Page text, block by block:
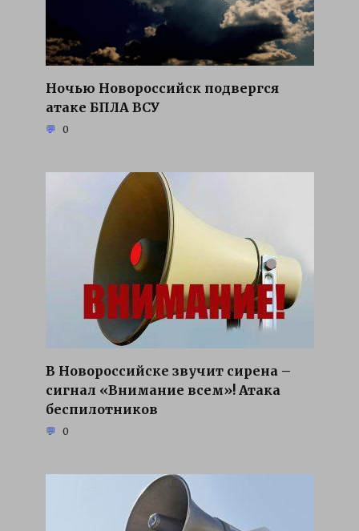
Ночью Новороссийск подвергся
атаке БПЛА ВСУ
0
В Новороссийске звучит сирена –
сигнал «Внимание всем»! Атака
беспилотников
0